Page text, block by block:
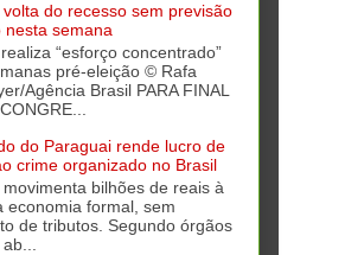
do recesso sem previsão
nesta semana
“esforço concentrado”
pré-eleição © Rafa
Agência Brasil PARA FINAL
do Paraguai rende lucro de
crime organizado no Brasil
bilhões de reais à
economia formal, sem
de tributos. Segundo órgãos